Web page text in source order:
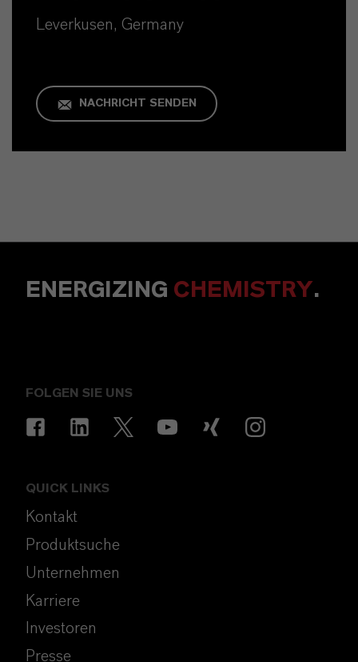
Leverkusen, Germany
NACHRICHT SENDEN
ENERGIZING CHEMISTRY.
FOLGEN SIE UNS
QUICK LINKS
Kontakt
Produktsuche
Unternehmen
Karriere
Investoren
Presse